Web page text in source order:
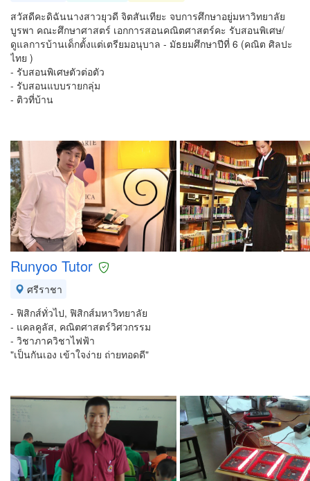
สวัสดีคะดิฉันนางสาวยุวดี จิตสันเทียะ จบการศึกษาอยู่มหาวิทยาลัย
บูรพา คณะศึกษาศาสตร์ เอกการสอนคณิตศาสตร์คะ รับสอนพิเศษ/
ดูแลการบ้านเด็กตั้งแต่เตรียมอนุบาล - มัธยมศึกษาปีที่ 6 (คณิต ศิลปะ
ไทย )
- รับสอนพิเศษตัวต่อตัว
- รับสอนแบบรายกลุ่ม
- ติวที่บ้าน
Runyoo Tutor
ศรีราชา
- ฟิสิกส์ทั่วไป, ฟิสิกส์มหาวิทยาลัย
- แคลคูลัส, คณิตศาสตร์วิศวกรรม
- วิชาภาควิชาไฟฟ้า
"เป็นกันเอง เข้าใจง่าย ถ่ายทอดดี"